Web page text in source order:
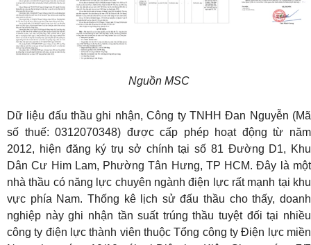
Nguồn MSC
Dữ liệu đấu thầu ghi nhận, Công ty TNHH Đan Nguyễn (Mã
số thuế: 0312070348) được cấp phép hoạt động từ năm
2012, hiện đăng ký trụ sở chính tại số 81 Đường D1, Khu
Dân Cư Him Lam, Phường Tân Hưng, TP HCM. Đây là một
nhà thầu có năng lực chuyên ngành điện lực rất mạnh tại khu
vực phía Nam. Thống kê lịch sử đấu thầu cho thấy, doanh
nghiệp này ghi nhận tần suất trúng thầu tuyệt đối tại nhiều
công ty điện lực thành viên thuộc Tổng công ty Điện lực miền